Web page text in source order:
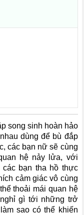
song sinh hoàn hảo
dùng để bù đắp
các bạn nữ sẽ cùng
hệ nảy lửa, với
các bạn tha hồ thực
cảm giác vô cùng
thoải mái quan hệ
gì tới những trở
sao có thể khiến